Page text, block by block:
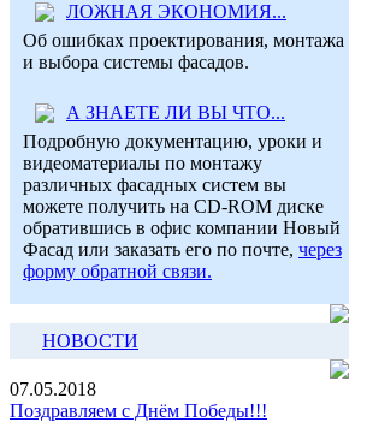
ЛОЖНАЯ ЭКОНОМИЯ...
Об ошибках проектирования, монтажа
и выбора системы фасадов.
А ЗНАЕТЕ ЛИ ВЫ ЧТО...
Подробную документацию, уроки и
видеоматериалы по монтажу
различных фасадных систем вы
можете получить на CD-ROM диске
обратившись в офис компании Новый
Фасад или заказать его по почте, через
форму обратной связи.
НОВОСТИ
07.05.2018
Поздравляем с Днём Победы!!!